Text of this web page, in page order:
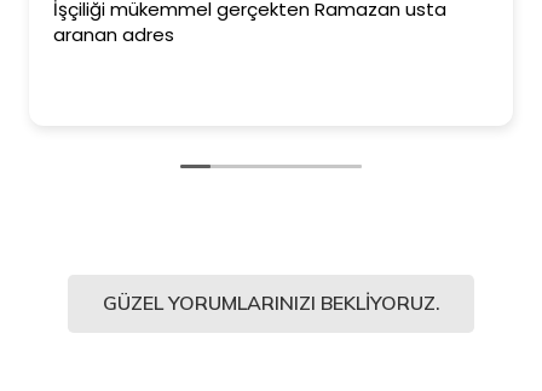
İşçiliği mükemmel gerçekten Ramazan usta
aranan adres
GÜZEL YORUMLARINIZI BEKLIYORUZ.